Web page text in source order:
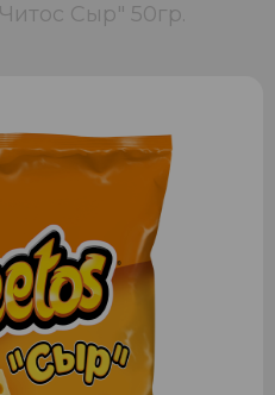
Сыр" 50гр.